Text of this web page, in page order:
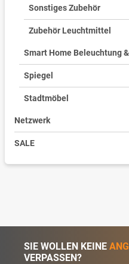
Sonstiges Zubehör
Zubehör Leuchtmittel
Smart Home Beleuchtung
Spiegel
Stadtmöbel
Netzwerk
SALE
SIE WOLLEN KEINE
VERPASSEN?